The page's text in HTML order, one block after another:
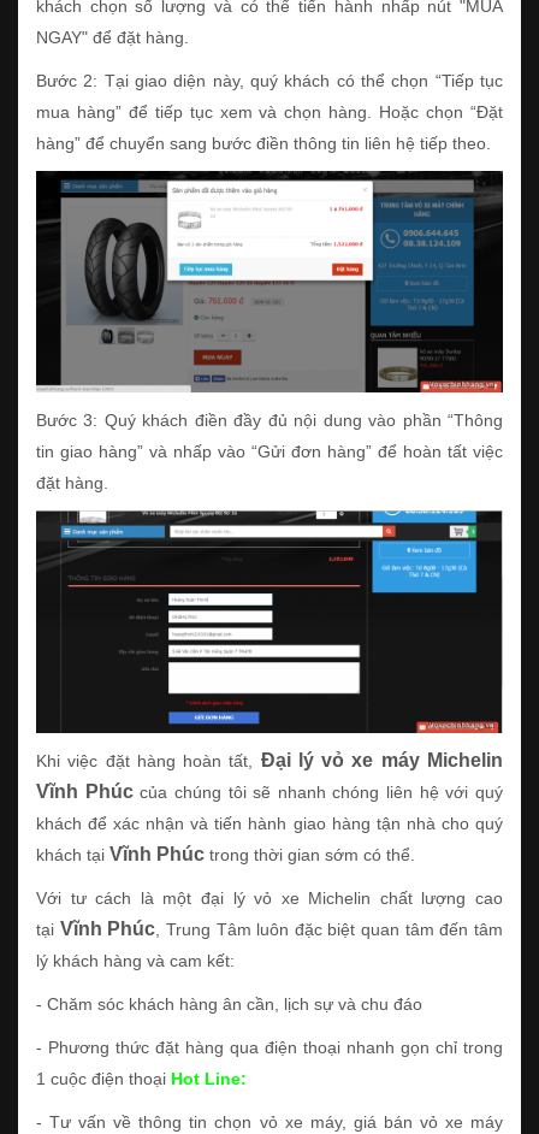
khách chọn số lượng và có thể tiến hành nhấp nút "MUA
NGAY" để đặt hàng.
Bước 2: Tại giao diện này, quý khách có thể chọn “Tiếp tục
mua hàng” để tiếp tục xem và chọn hàng. Hoặc chọn “Đặt
hàng” để chuyển sang bước điền thông tin liên hệ tiếp theo.
Bước 3: Quý khách điền đầy đủ nội dung vào phần “Thông
tin giao hàng” và nhấp vào “Gửi đơn hàng” để hoàn tất việc
đặt hàng.
Khi việc đặt hàng hoàn tất, Đại lý vỏ xe máy Michelin
Vĩnh Phúccủa chúng tôi sẽ nhanh chóng liên hệ với quý
khách để xác nhận và tiến hành giao hàng tận nhà cho quý
khách tại Vĩnh Phúc trong thời gian sớm có thể.
Với tư cách là một đại lý vỏ xe Michelin chất lượng cao
tại Vĩnh Phúc , Trung Tâm luôn đặc biệt quan tâm đến tâm
lý khách hàng và cam kết:
- Chăm sóc khách hàng ân cần, lịch sự và chu đáo
- Phương thức đặt hàng qua điện thoại nhanh gọn chỉ trong
1 cuộc điện thoại Hot Line:
- Tư vấn về thông tin chọn vỏ xe máy, giá bán vỏ xe máy